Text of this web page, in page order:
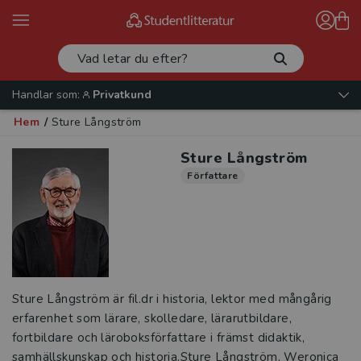
Handlar som:
Privatkund
Hem / Sture Långström
Sture Långström
Författare
Sture Långström är fil.dr i historia, lektor med mångårig
erfarenhet som lärare, skolledare, lärarutbildare,
fortbildare och läroboksförfattare i främst didaktik,
samhällskunskap och historia.Sture Långström, Weronica